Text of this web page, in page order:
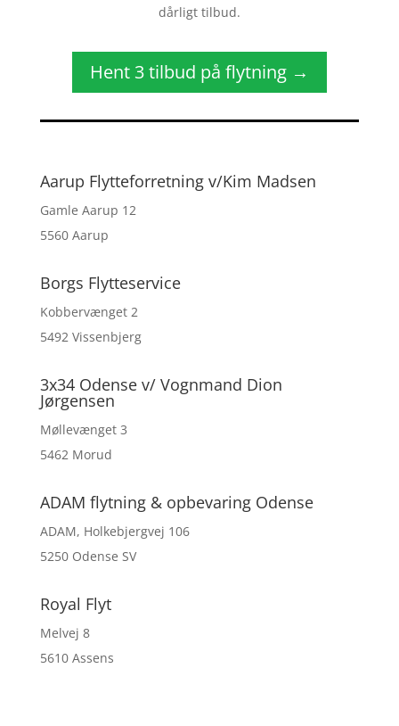
dårligt tilbud.
Hent 3 tilbud på flytning →
Aarup Flytteforretning v/Kim Madsen
Gamle Aarup 12
5560 Aarup
Borgs Flytteservice
Kobbervænget 2
5492 Vissenbjerg
3x34 Odense v/ Vognmand Dion
Jørgensen
Møllevænget 3
5462 Morud
ADAM flytning & opbevaring Odense
ADAM, Holkebjergvej 106
5250 Odense SV
Royal Flyt
Melvej 8
5610 Assens